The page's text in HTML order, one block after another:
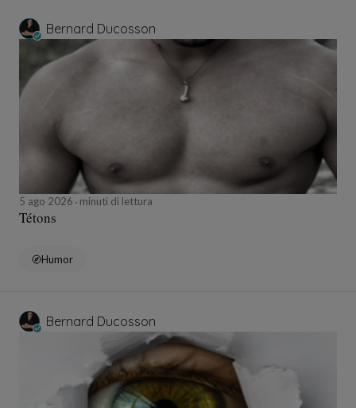
Bernard Ducosson
5 ago 2026 minuti di lettura
Tétons
Humor
Bernard Ducosson